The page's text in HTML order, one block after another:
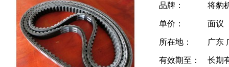
品牌： 将豹
单价： 面议
所在地： 广东
有效期至： 长期